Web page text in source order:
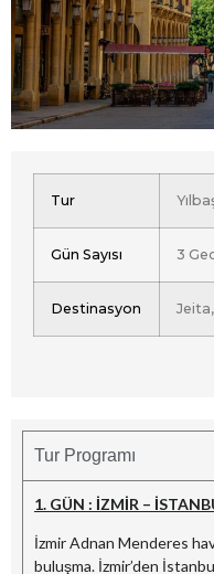
Tur
Gün Sayısı 3
Destinasyon
Tur Programı
1. GÜN : İZMİR –
İzmir Adnan Menderes
buluşma. İzmir’den